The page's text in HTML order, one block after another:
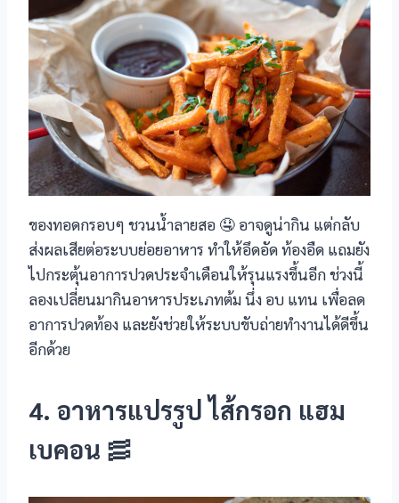
ของทอดกรอบๆ ชวนน้ำลายสอ 🤤 อาจดูน่ากิน แต่กลับ
ส่งผลเสียต่อระบบย่อยอาหาร ทำให้อึดอัด ท้องอืด แถมยัง
ไปกระตุ้นอาการปวดประจำเดือนให้รุนแรงขึ้นอีก ช่วงนี้
ลองเปลี่ยนมากินอาหารประเภทต้ม นึ่ง อบ แทน เพื่อลด
อาการปวดท้อง และยังช่วยให้ระบบขับถ่ายทำงานได้ดีขึ้น
อีกด้วย
4. อาหารแปรรูป ไส้กรอก แฮม
เบคอน 🥓